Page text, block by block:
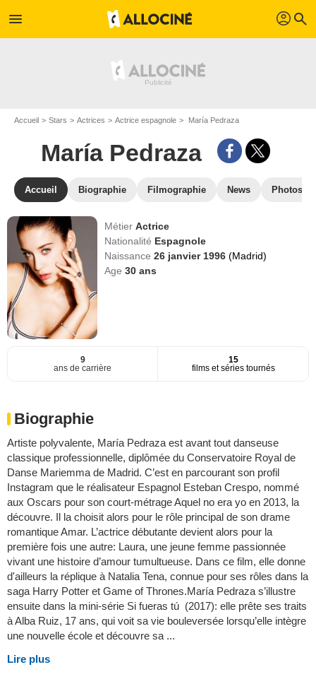
menu profil search
Accueil Stars Actrices Actrice espagnole María Pedraza
María Pedraza
Accueil Biographie Filmographie News Photos
MétierActrice
Nationalité Espagnole
Naissance26 janvier 1996(Madrid)
Age30 ans
9
ans de carrière
15
films et séries tournés
Biographie
Artiste polyvalente, María Pedraza est avant tout danseuse
classique professionnelle, diplômée du Conservatoire Royal de
Danse Mariemma de Madrid. C’est en parcourant son profil
Instagram que le réalisateur Espagnol Esteban Crespo, nommé
aux Oscars pour son court-métrage Aquel no era yo en 2013, la
découvre. Il la choisit alors pour le rôle principal de son drame
romantique Amar. L’actrice débutante devient alors pour la
première fois une autre: Laura, une jeune femme passionnée
vivant une histoire d’amour tumultueuse. Dans ce film, elle donne
d'ailleurs la réplique à Natalia Tena, connue pour ses rôles dans la
saga Harry Potter et Game of Thrones.María Pedraza s’illustre
ensuite dans la mini-série Si fueras tú (2017): elle prête ses traits
à Alba Ruiz, 17 ans, qui voit sa vie bouleversée lorsqu’elle intègre
une nouvelle école et découvre sa ...
Lire plus